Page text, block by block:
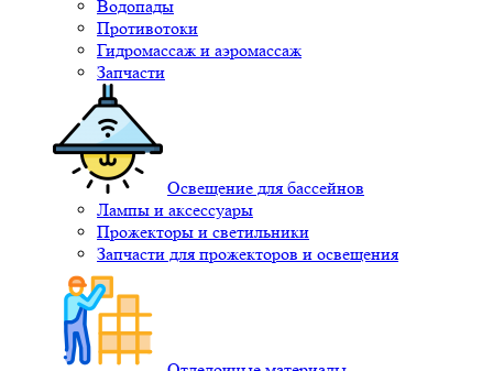
Водопады
Противотоки
Гидромассаж и аэромассаж
Запчасти
Освещение для бассейнов
Лампы и аксессуары
Прожекторы и светильники
Запчасти для прожекторов и освещения